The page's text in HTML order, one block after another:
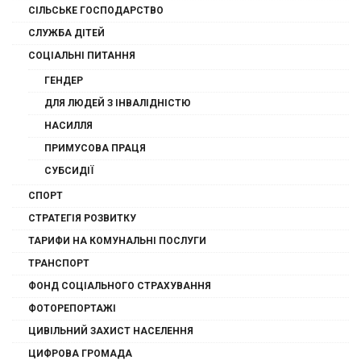
СІЛЬСЬКЕ ГОСПОДАРСТВО
СЛУЖБА ДІТЕЙ
СОЦІАЛЬНІ ПИТАННЯ
ГЕНДЕР
ДЛЯ ЛЮДЕЙ З ІНВАЛІДНІСТЮ
НАСИЛЛЯ
ПРИМУСОВА ПРАЦЯ
СУБСИДІЇ
СПОРТ
СТРАТЕГІЯ РОЗВИТКУ
ТАРИФИ НА КОМУНАЛЬНІ ПОСЛУГИ
ТРАНСПОРТ
ФОНД СОЦІАЛЬНОГО СТРАХУВАННЯ
ФОТОРЕПОРТАЖІ
ЦИВІЛЬНИЙ ЗАХИСТ НАСЕЛЕННЯ
ЦИФРОВА ГРОМАДА